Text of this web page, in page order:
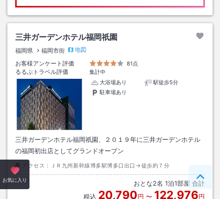
三井ガーデンホテル福岡祇園
福岡県 福岡市街
地図
お客様アンケート評価
81点
るるぶトラベル評価
集計中
大浴場あり
駅徒歩5分
駐車場あり
三井ガーデンホテル福岡祇園、２０１９年に三井ガーデンホテル
の福岡初出店としてグランドオープン
アクセス： ＪＲ九州新幹線博多駅博多口出口→徒歩約７分
おとな2名 1泊1部屋 合計
税込 20,790円 〜 122,976円
お気に入り ペー